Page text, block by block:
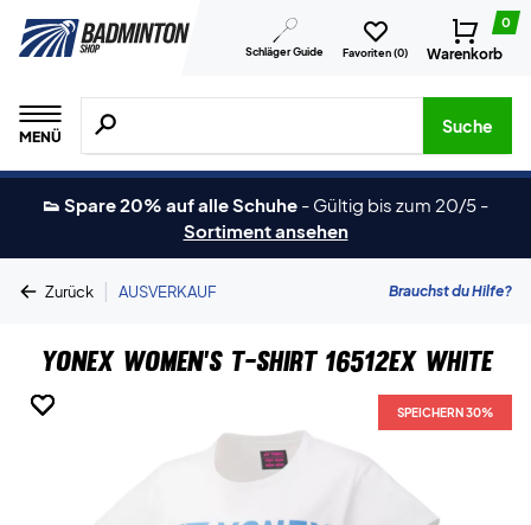
Schläger Guide Favoriten (0)
0
Warenkorb
MENÜ
Suche nach Produkten, Marken usw.
Suche
👟 Spare 20% auf alle Schuhe - Gültig bis zum 20/5 -
Sortiment ansehen
Zurück | AUSVERKAUF Brauchst du Hilfe?
Yonex Women's T-shirt 16512EX White
SPEICHERN 30%
SPEICHERN 30%
SPEICHERN 30%
SPEICHERN 30%
SPEICHERN 30%